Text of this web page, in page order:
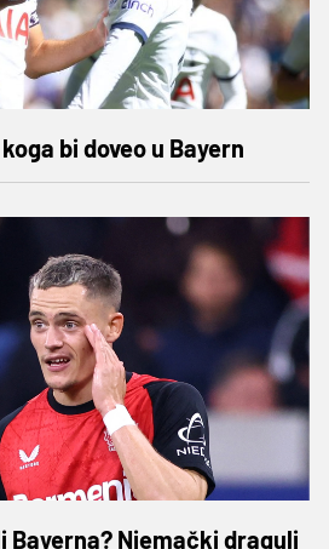
bi doveo u Bayern
Bayerna? Njemački dragulj